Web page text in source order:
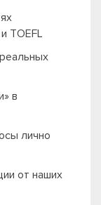
TOEFL
в
лично
от наших